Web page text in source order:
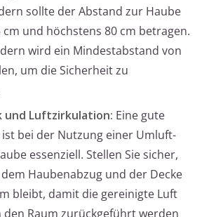
sollte der Abstand zur Haube
und höchstens 80 cm betragen.
wird ein Mindestabstand von
um die Sicherheit zu
und Luftzirkulation: Eine gute
bei der Nutzung einer Umluft-
essenziell. Stellen Sie sicher,
Haubenabzug und der Decke
bleibt, damit die gereinigte Luft
Raum zurückgeführt werden